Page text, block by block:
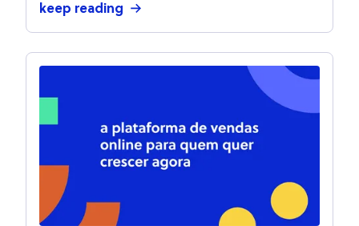
keep reading